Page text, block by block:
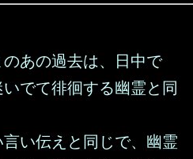
あの過去は、日中で
でて徘徊する幽霊と同
い伝えと同じで、幽霊